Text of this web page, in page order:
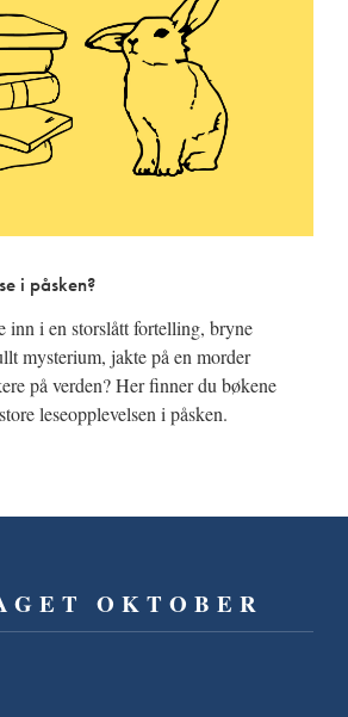
i påsken?
inn i en storslått fortelling, bryne
mysterium, jakte på en morder
på verden? Her finner du bøkene
leseopplevelsen i påsken.
OKTOBER